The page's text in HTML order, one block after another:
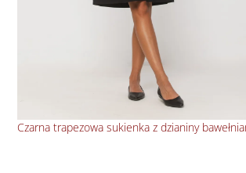
Czarna trapezowa sukienka z dzianiny